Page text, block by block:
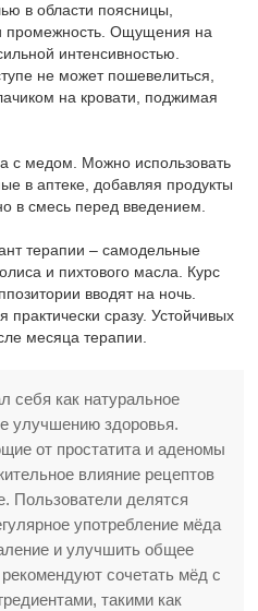
в области поясницы,
промежность. Ощущения на
интенсивностью.
не может пошевелиться,
на кровати, поджимая
с медом. Можно использовать
в аптеке, добавляя продукты
в смесь перед введением.
терапии – самодельные
и пихтового масла. Курс
вводят на ночь.
сразу. Устойчивых
месяца терапии.
себя как натуральное
улучшению здоровья.
от простатита и аденомы
влияние рецептов
Пользователи делятся
употребление мёда
и улучшить общее
сочетать мёд с
такими как